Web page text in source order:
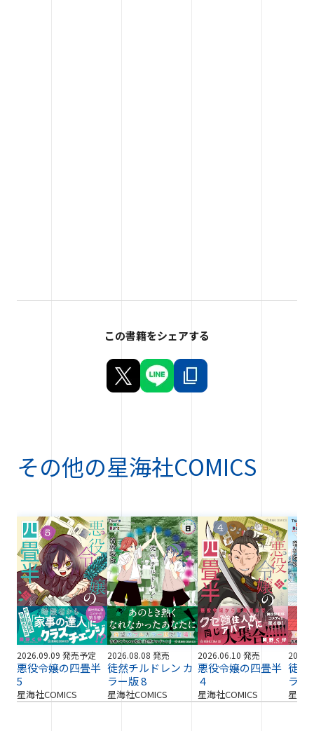
この書籍をシェアする
その他の星海社COMICS
2026.09.09 発売予定
悪役令嬢の四畳半
5
星海社COMICS
2026.08.08 発売
徒然チルドレン カ
ラー版 8
星海社COMICS
2026.06.10 発売
悪役令嬢の四畳半
４
星海社COMICS
徒然
ラー
星海